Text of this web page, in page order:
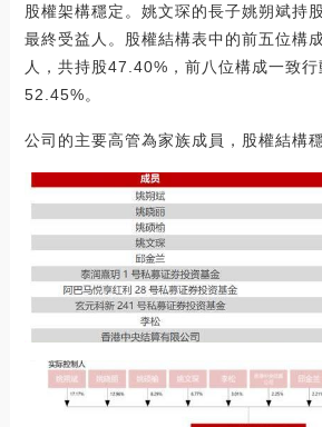
股權架構穩定。姚文琛的長子姚朔斌持
最終受益人。股權結構表中的前五位構
人，共持股47.40%，前八位構成一致
52.45%。
公司的主要高管為家族成員，股權結構穩